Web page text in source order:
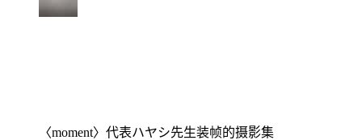
〈moment〉代表ハヤシ先生装帧的摄影集